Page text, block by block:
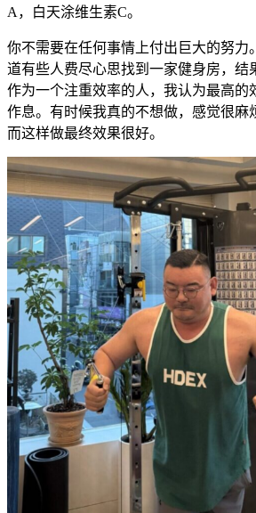
A，白天涂维生素C。
你不需要在任何事情上付出巨大的努力
道有些人费尽心思找到一家健身房，结
作为一个注重效率的人，我认为最高的
作息。有时候我真的不想做，感觉很麻
而这样做最终效果很好。